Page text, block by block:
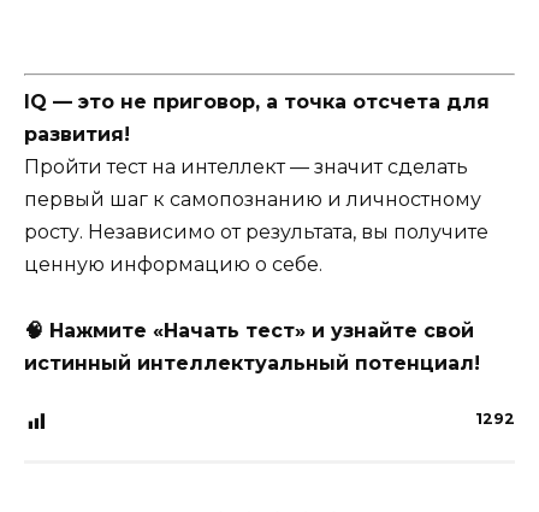
IQ — это не приговор, а точка отсчета для
развития!
Пройти тест на интеллект — значит сделать
первый шаг к самопознанию и личностному
росту. Независимо от результата, вы получите
ценную информацию о себе.
🧠 Нажмите «Начать тест» и узнайте свой
истинный интеллектуальный потенциал!
1292